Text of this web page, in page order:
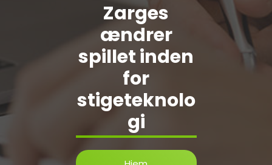
Zarges
ændrer
spillet inden
for
stigeteknolo
gi